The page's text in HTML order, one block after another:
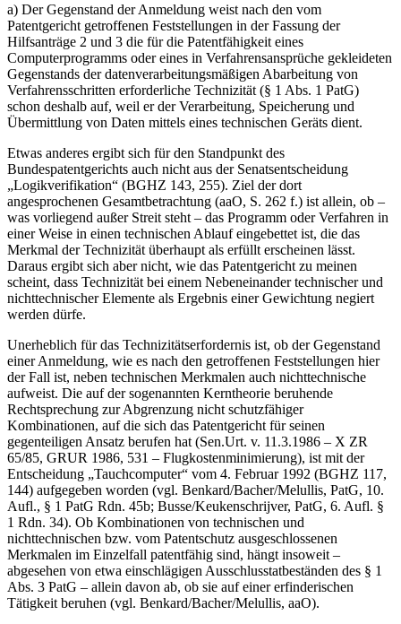
a) Der Gegenstand der Anmeldung weist nach den vom
Patentgericht getroffenen Feststellungen in der Fassung der
Hilfsanträge 2 und 3 die für die Patentfähigkeit eines
Computerprogramms oder eines in Verfahrensansprüche gekleideten
Gegenstands der datenverarbeitungsmäßigen Abarbeitung von
Verfahrensschritten erforderliche Technizität (§ 1 Abs. 1 PatG)
schon deshalb auf, weil er der Verarbeitung, Speicherung und
Übermittlung von Daten mittels eines technischen Geräts dient.
Etwas anderes ergibt sich für den Standpunkt des
Bundespatentgerichts auch nicht aus der Senatsentscheidung
„Logikverifikation“ (BGHZ 143, 255). Ziel der dort
angesprochenen Gesamtbetrachtung (aaO, S. 262 f.) ist allein, ob –
was vorliegend außer Streit steht – das Programm oder Verfahren in
einer Weise in einen technischen Ablauf eingebettet ist, die das
Merkmal der Technizität überhaupt als erfüllt erscheinen lässt.
Daraus ergibt sich aber nicht, wie das Patentgericht zu meinen
scheint, dass Technizität bei einem Nebeneinander technischer und
nichttechnischer Elemente als Ergebnis einer Gewichtung negiert
werden dürfe.
Unerheblich für das Technizitätserfordernis ist, ob der Gegenstand
einer Anmeldung, wie es nach den getroffenen Feststellungen hier
der Fall ist, neben technischen Merkmalen auch nichttechnische
aufweist. Die auf der sogenannten Kerntheorie beruhende
Rechtsprechung zur Abgrenzung nicht schutzfähiger
Kombinationen, auf die sich das Patentgericht für seinen
gegenteiligen Ansatz berufen hat (Sen.Urt. v. 11.3.1986 – X ZR
65/85, GRUR 1986, 531 – Flugkostenminimierung), ist mit der
Entscheidung „Tauchcomputer“ vom 4. Februar 1992 (BGHZ 117,
144) aufgegeben worden (vgl. Benkard/Bacher/Melullis, PatG, 10.
Aufl., § 1 PatG Rdn. 45b; Busse/Keukenschrijver, PatG, 6. Aufl. §
1 Rdn. 34). Ob Kombinationen von technischen und
nichttechnischen bzw. vom Patentschutz ausgeschlossenen
Merkmalen im Einzelfall patentfähig sind, hängt insoweit –
abgesehen von etwa einschlägigen Ausschlusstatbeständen des § 1
Abs. 3 PatG – allein davon ab, ob sie auf einer erfinderischen
Tätigkeit beruhen (vgl. Benkard/Bacher/Melullis, aaO).